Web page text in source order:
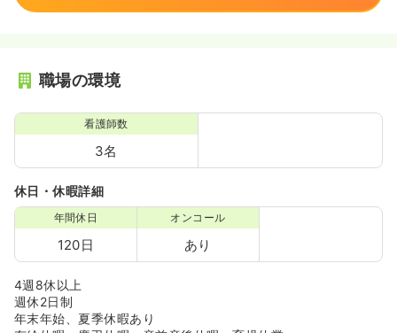
職場の環境
看護師数
3名
休日・休暇詳細
年間休日
120日
オンコール
あり
4週8休以上
週休2日制
年末年始、夏季休暇あり